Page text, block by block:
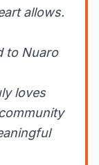
allows.
to Nuaro
loves